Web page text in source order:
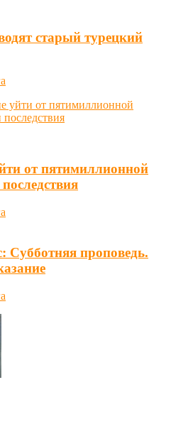
старый турецкий
от пятимиллионной
Субботняя проповедь.